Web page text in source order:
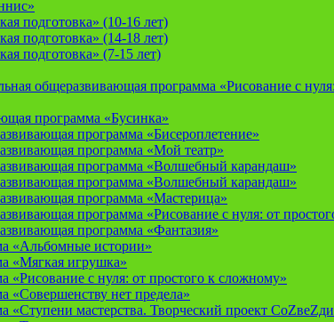
подготовка» (10-16 лет)
подготовка» (14-18 лет)
подготовка» (7-15 лет)
общеразвивающая программа «Рисование с
программа «Бусинка»
программа «Бисероплетение»
программа «Мой театр»
программа «Волшебный карандаш»
программа «Волшебный карандаш»
программа «Мастерица»
программа «Рисование с нуля: от
программа «Фантазия»
«Альбомные истории»
«Мягкая игрушка»
с нуля: от простого к сложному»
«Совершенству нет предела»
«Ступени мастерства. Творческий проект